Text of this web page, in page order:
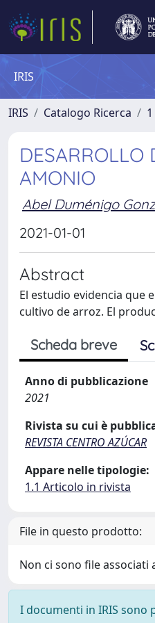
IRIS
IRIS Catalogo Ricerca
DESARROLLO
AMONIO
Abel Duménigo
2021-01-01
Abstract
El estudio evidencia que
cultivo de arroz. El
Scheda breve
Anno di pubblicazione
2021
Rivista su cui è
REVISTA CENTRO AZÚCAR
Appare nelle tipologie:
1.1 Articolo in rivista
File in questo prodotto:
Non ci sono file
I documenti in IRIS